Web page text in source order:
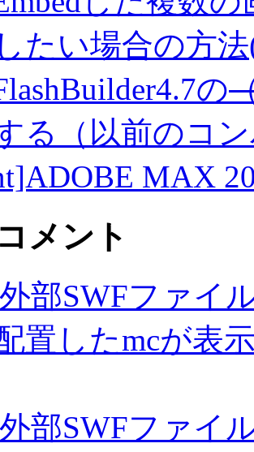
たい場合の方
の
る（以前のコ
MAX
メント
部SWFファイ
置したmcが表
部SWFファイ